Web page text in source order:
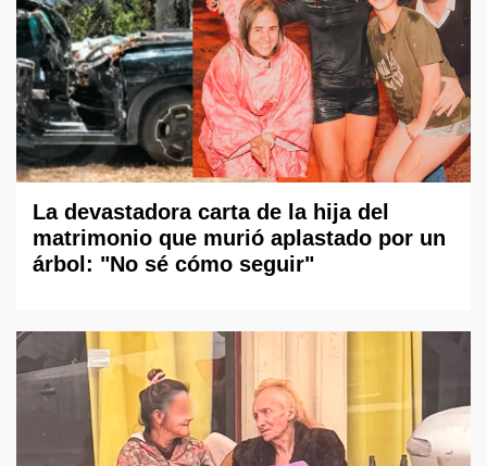
La devastadora carta de la hija del
matrimonio que murió aplastado por un
árbol: "No sé cómo seguir"